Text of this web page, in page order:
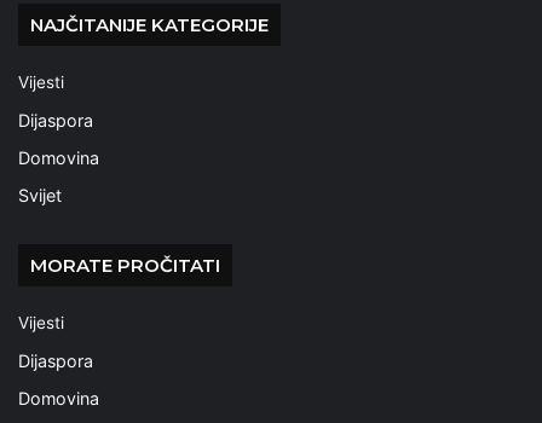
NAJČITANIJE KATEGORIJE
Vijesti
Dijaspora
Domovina
Svijet
MORATE PROČITATI
Vijesti
Dijaspora
Domovina